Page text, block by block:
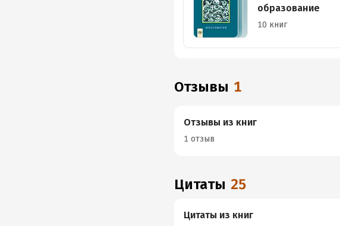
образование
10 книг
Отзывы 1
Отзывы из книг
1 отзыв
Цитаты 25
Цитаты из книг